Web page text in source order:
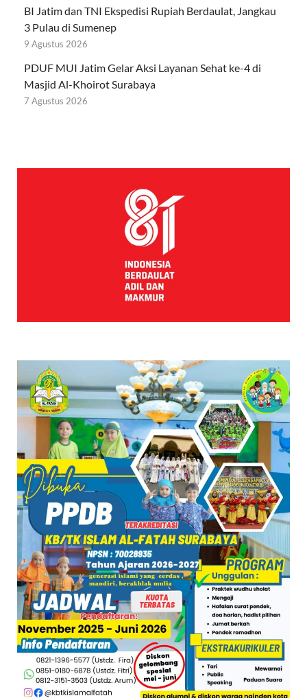
BI Jatim dan TNI Ekspedisi Rupiah Berdaulat, Jangkau
3 Pulau di Sumenep
9 Agustus 2026
PDUF MUI Jatim Gelar Aksi Layanan Sehat ke-4 di
Masjid Al-Khoirot Surabaya
7 Agustus 2026